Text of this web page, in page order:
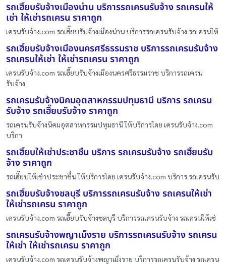
รถเฮี๊ยบรับจ้างเมืองน่าน บริการรถเครนรับจ้าง รถเครนให้
เช่า ให้เช่ารถเครน ราคาถูก
เครนรับจ้าง.com รถเฮี๊ยบรับจ้างเมืองน่าน บริการรถเครนรับจ้าง รถเครนให้
รถเฮี๊ยบรับจ้างเมืองนครศรีธรรมราช บริการรถเครนรับจ้าง
รถเครนให้เช่า ให้เช่ารถเครน ราคาถูก
เครนรับจ้าง.com รถเฮี๊ยบรับจ้างเมืองนครศรีธรรมราช บริการรถเครน
รับจ้าง
รถเครนรับจ้างนิคมอุตสาหกรรมปทุมธานี บริการ รถเครน
รับจ้าง รถเฮี๊ยบรับจ้าง ราคาถูก
รถเครนรับจ้างนิคมอุตสาหกรรมปทุมธานี ให้บริการโดย เครนรับจ้าง.com
บริกา
รถเฮี๊ยบให้เช่าประชาชื่น บริการ รถเครนรับจ้าง รถเฮี๊ยบรับ
จ้าง ราคาถูก
รถเฮี๊ยบให้เช่าประชาชื่น ให้บริการโดย เครนรับจ้าง.com บริการ รถเครนรับ
รถเฮี๊ยบรับจ้างชลบุรี บริการรถเครนรับจ้าง รถเครนให้เช่า
ให้เช่ารถเครน ราคาถูก
เครนรับจ้าง.com รถเฮี๊ยบรับจ้างชลบุรี บริการรถเครนรับจ้าง รถเครนให้เช่
รถเครนรับจ้างพญาเม็งราย บริการรถเครนรับจ้าง รถเครน
ให้เช่า ให้เช่ารถเครน ราคาถูก
เครนรับจ้าง.com รถเครนรับจ้างพญาเม็งราย บริการรถเครนรับจ้าง รถเครน